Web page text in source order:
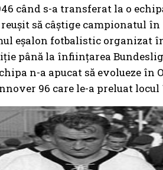
când s-a transferat la o
reușit să câștige campionatul
eșalon fotbalistic organizat
până la înființarea
n-a apucat să evolueze
96 care le-a preluat